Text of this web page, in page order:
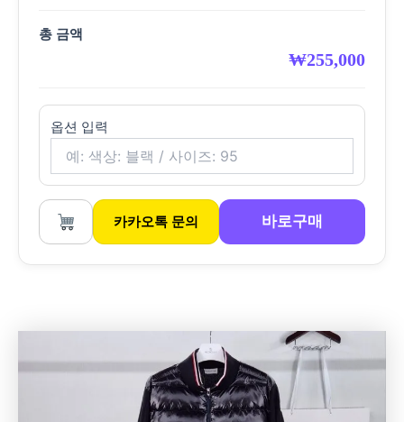
총 금액
₩255,000
옵션 입력
카카오톡 문의 바로구매